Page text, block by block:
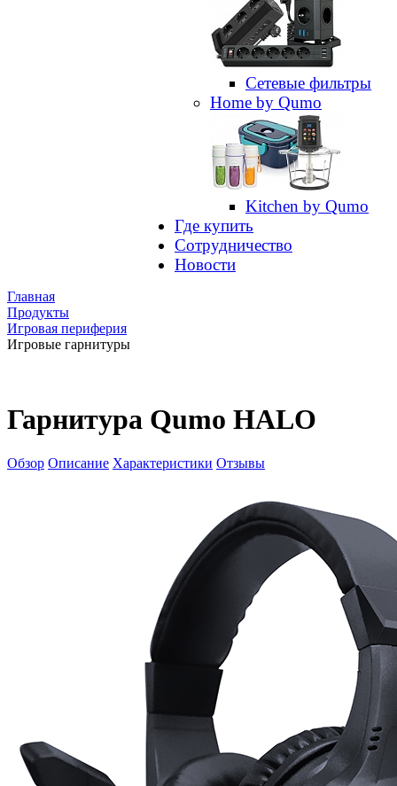
Сетевые фильтры
Home by Qumo
Kitchen by Qumo
Где купить
Сотрудничество
Новости
Главная
Продукты
Игровая периферия
Игровые гарнитуры
Гарнитура Qumo HALO
Обзор Описание Характеристики Отзывы